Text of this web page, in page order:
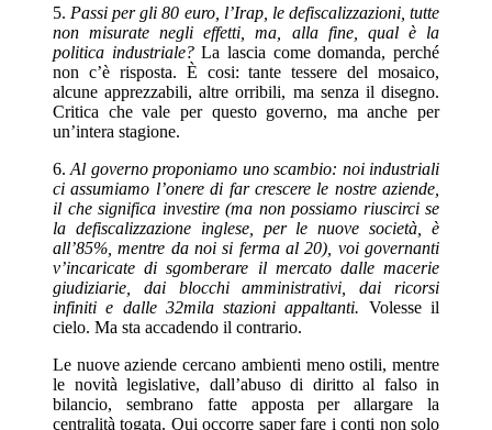
5. Passi per gli 80 euro, l’Irap, le defiscalizzazioni, tutte
non misurate negli effetti, ma, alla fine, qual è la
politica industriale?La lascia come domanda, perché
non c’è risposta. È cosi: tante tessere del mosaico,
alcune apprezzabili, altre orribili, ma senza il disegno.
Critica che vale per questo governo, ma anche per
un’intera stagione.
6.Al governo proponiamo uno scambio: noi industriali
ci assumiamo l’onere di far crescere le nostre aziende,
il che significa investire (ma non possiamo riuscirci se
la defiscalizzazione inglese, per le nuove società, è
all’85%, mentre da noi si ferma al 20), voi governanti
v’incaricate di sgomberare il mercato dalle macerie
giudiziarie, dai blocchi amministrativi, dai ricorsi
infiniti e dalle 32mila stazioni appaltanti. Volesse il
cielo. Ma sta accadendo il contrario.
Le nuove aziende cercano ambienti meno ostili, mentre
le novità legislative, dall’abuso di diritto al falso in
bilancio, sembrano fatte apposta per allargare la
centralità togata. Qui occorre saper fare i conti non solo